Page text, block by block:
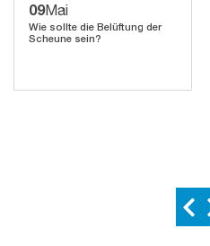
09Mai
Wie sollte die Belüftung der
Scheune sein?